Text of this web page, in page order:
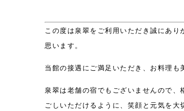
この度は泉翠をご利用いただき誠にあり
思います。
当館の接遇にご満足いただき、お料理も
泉翠は老舗の宿でもございませんので
ごしいただけるように、笑顔と元気を